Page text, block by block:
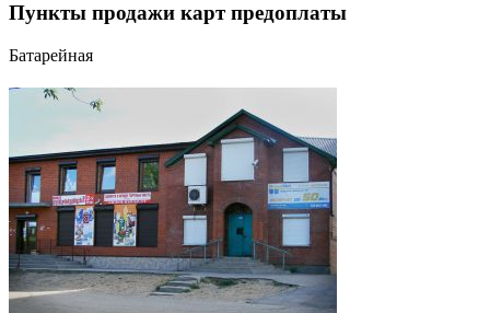
Пункты продажи карт предоплаты
Батарейная